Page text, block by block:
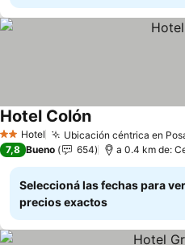
2 Estrellas
Hotel Ubicación céntrica en
Hotel Colón
7,8 Bueno 654 a 0.4 km de:
Seleccioná las fechas para
precios exactos